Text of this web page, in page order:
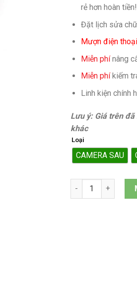
rẻ hơn hoàn tiền!
Đặt lịch sửa
Mượn điện
Miễn phínâng
Miễn phíkiếm
Linh kiện chính
Lưu ý: Giá trên
khác
Loại
CAMERA SAU
Camera sau